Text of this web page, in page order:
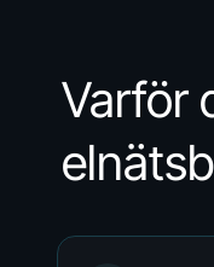
Varför